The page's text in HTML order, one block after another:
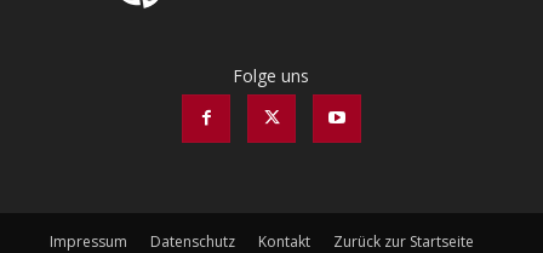
Folge uns
Impressum Datenschutz Kontakt
Zurück zur Startseite